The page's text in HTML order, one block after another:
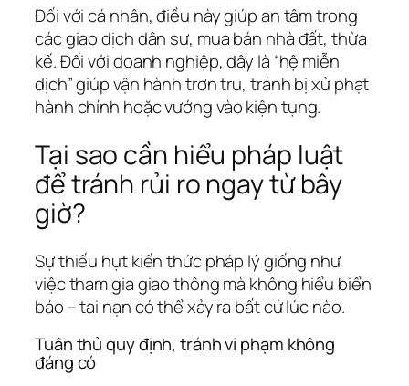
Đối với cá nhân, điều này giúp an tâm trong
các giao dịch dân sự, mua bán nhà đất, thừa
kế. Đối với doanh nghiệp, đây là “hệ miễn
dịch” giúp vận hành trơn tru, tránh bị xử phạt
hành chính hoặc vướng vào kiện tụng.
Tại sao cần hiểu pháp luật
để tránh rủi ro ngay từ bây
giờ?
Sự thiếu hụt kiến thức pháp lý giống như
việc tham gia giao thông mà không hiểu biển
báo – tai nạn có thể xảy ra bất cứ lúc nào.
Tuân thủ quy định, tránh vi phạm không
đáng có